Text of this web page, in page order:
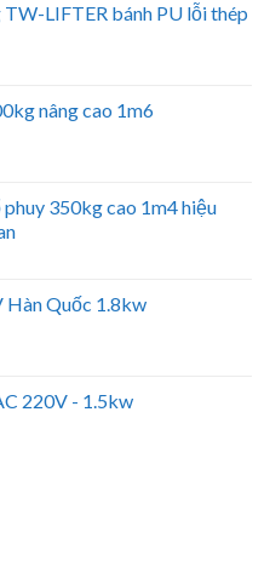
LIFTER bánh PU lỗi thép
nâng cao 1m6
phuy 350kg cao 1m4 hiệu
Hàn Quốc 1.8kw
220V - 1.5kw